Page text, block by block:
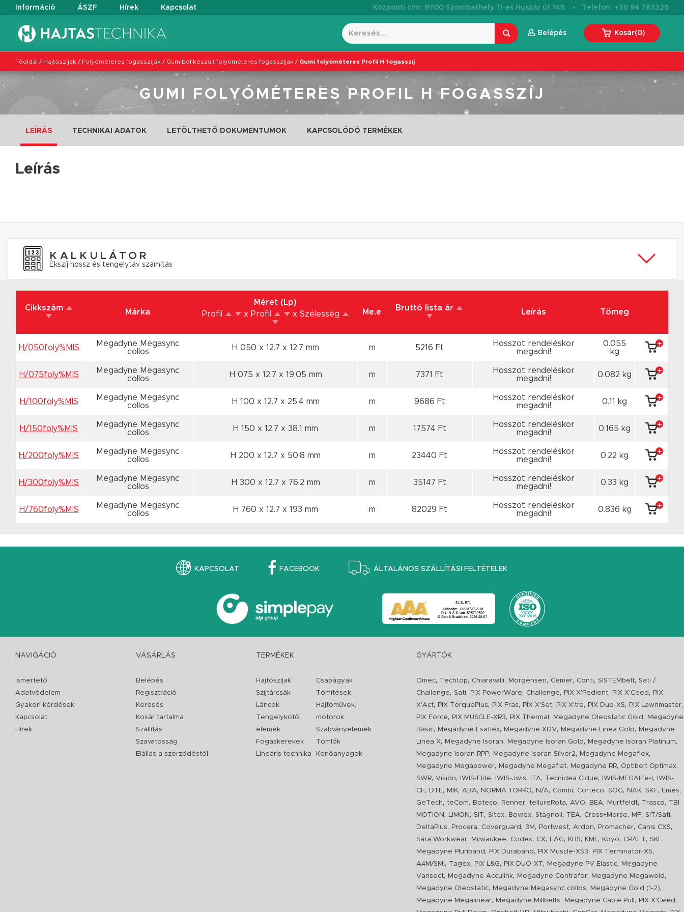
Információ ÁSZF Hírek Kapcsolat Központi cím: 9700 Szombathely, 11-es Huszár út 149. · Telefon: +36 94 783326
Belépés Kosár(0)
Főoldal / Hajtószíjak / Folyóméteres fogasszíjak / Gumiból készült folyóméteres fogasszíjak / Gumi folyóméteres Profil H fogasszíj
GUMI FOLYÓMÉTERES PROFIL H FOGASSZÍJ
LEÍRÁS TECHNIKAI ADATOK LETÖLTHETŐ DOKUMENTUMOK KAPCSOLÓDÓ TERMÉKEK
Leírás
KALKULÁTOR
Ékszíj hossz és tengelytáv számítás
Cikkszám Márka
Méret (Lp)
Profil
x Profil x Szélesség Me.e Bruttó lista ár Leírás Tömeg
H/050foly%MIS
Megadyne Megasync
collos
H 050 x 12.7 x 12.7 mm m 5216 Ft
Hosszot rendeléskor
megadni!
0.055
kg
H/075foly%MIS
Megadyne Megasync
collos
H 075 x 12.7 x 19.05 mm m 7371 Ft
Hosszot rendeléskor
megadni!
0.082 kg
H/100foly%MIS
Megadyne Megasync
collos
H 100 x 12.7 x 25.4 mm m 9686 Ft
Hosszot rendeléskor
megadni!
0.11 kg
H/150foly%MIS
Megadyne Megasync
collos
H 150 x 12.7 x 38.1 mm m 17574 Ft
Hosszot rendeléskor
megadni!
0.165 kg
H/200foly%MIS
Megadyne Megasync
collos
H 200 x 12.7 x 50.8 mm m 23440 Ft
Hosszot rendeléskor
megadni!
0.22 kg
H/300foly%MIS
Megadyne Megasync
collos
H 300 x 12.7 x 76.2 mm m 35147 Ft
Hosszot rendeléskor
megadni!
0.33 kg
H/760foly%MIS
Megadyne Megasync
collos
H 760 x 12.7 x 193 mm m 82029 Ft
Hosszot rendeléskor
megadni!
0.836 kg
KAPCSOLAT FACEBOOK ÁLTALÁNOS SZÁLLÍTÁSI FELTÉTELEK
NAVIGÁCIÓ
Ismertető
Adatvédelem
Gyakori kérdések
Kapcsolat
Hírek
VÁSÁRLÁS
Belépés
Regisztráció
Keresés
Kosár tartalma
Szállítás
Szavatosság
Elállás a szerződéstől
TERMÉKEK
Hajtószíjak
Szíjtárcsák
Láncok
Tengelykötő
elemek
Fogaskerekek
Lineáris technika
Csapágyak
Tömítések
Hajtóművek,
motorok
Szabványelemek
Tömlők
Kenőanyagok
GYÁRTÓK
Omec, Techtop, Chiaravalli, Morgensen, Cemer, Conti,SISTEMbelt,Sati /
Challenge,Sati, PIX PowerWare, Challenge, PIX X'Pedient, PIX X'Ceed ,
PIX
X'Act, PIX TorquePlus, PIX Fras, PIX X'Set, PIX X'tra, PIX Duo-XS, PIX Lawnmaster,
PIX Force, PIX MUSCLE-XR3, PIX Thermal , Megadyne Oleostatic Gold ,
Megadyne
Basic, Megadyne Esaflex, Megadyne XDV, Megadyne Linea Gold ,
Megadyne
Linea X, Megadyne Isoran, Megadyne Isoran Gold , Megadyne Isoran Platinum,
Megadyne Isoran RPP, Megadyne Isoran Silver2, Megadyne Megaflex,
Megadyne Megapower, Megadyne Megaflat, Megadyne RR, Optibelt Optimax,
SWR,Vision, IWIS-Elite, IWIS-Jwis, ITA, Tecnidea Cidue, IWIS-MEGAlife-I ,
IWIS-
CF, DTE, MIK, ABA, NORMA TORRO, N/A, Combi, Corteco,SOG, NAK,SKF, Emes,
GeTech, teCom, Boteco, Renner, tellureRota, AVO, BEA, Murtfeldt, Trasco, TBI
MOTION , LIMON ,SIT,Sitex, Bowex,Stagnoli, TEA, Cross+Morse, MF,SIT/Sati,
DeltaPlus, Procera, Coverguard , 3M , Portwest, Ardon, Promacher, Canis CXS,
Sara Workwear, Milwaukee, Codex, CX, FAG, KBS, KML, Koyo, CRAFT,SKF,
Megadyne Pluriband , PIX Duraband , PIX Muscle-XS3, PIX Terminator-XS,
A4M/SMI , Tagex, PIX L&G, PIX DUO-XT, Megadyne PV Elastic,
Megadyne
Varisect, Megadyne Acculink, Megadyne Contrafor, Megadyne Megaweld ,
Megadyne Oleostatic, Megadyne Megasync collos, Megadyne Gold (1-2),
Megadyne Megalinear, Megadyne Millbelts, Megadyne Cable Pull , PIX X'Ceed ,